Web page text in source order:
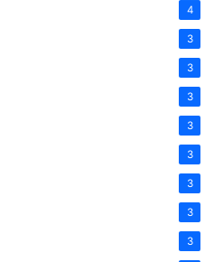
4
3
3
3
3
3
3
3
3